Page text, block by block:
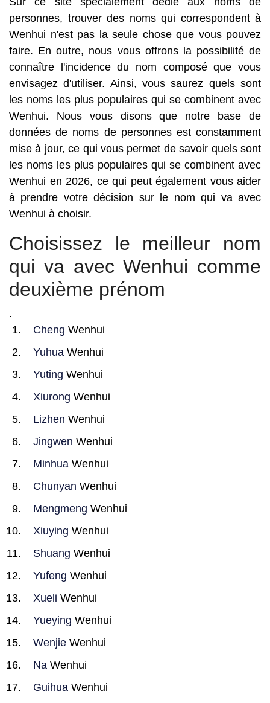
personnes, trouver des noms qui correspondent à
Wenhui n'est pas la seule chose que vous pouvez
faire. En outre, nous vous offrons la possibilité de
connaître l'incidence du nom composé que vous
envisagez d'utiliser. Ainsi, vous saurez quels sont
les noms les plus populaires qui se combinent avec
Wenhui. Nous vous disons que notre base de
données de noms de personnes est constamment
mise à jour, ce qui vous permet de savoir quels sont
les noms les plus populaires qui se combinent avec
Wenhui en 2026, ce qui peut également vous aider
à prendre votre décision sur le nom qui va avec
Wenhui à choisir.
Choisissez le meilleur nom
qui va avec Wenhui comme
deuxième prénom
.
Cheng Wenhui
Yuhua Wenhui
Yuting Wenhui
Xiurong Wenhui
Lizhen Wenhui
Jingwen Wenhui
Minhua Wenhui
Chunyan Wenhui
Mengmeng Wenhui
Xiuying Wenhui
Shuang Wenhui
Yufeng Wenhui
Xueli Wenhui
Yueying Wenhui
Wenjie Wenhui
Na Wenhui
Guihua Wenhui